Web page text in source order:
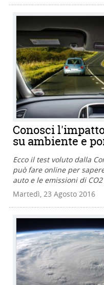
Conosci
su ambiente e
Ecco il test voluto dalla
può fare online per
auto e le emissioni di
Martedì, 23 Agosto 2016